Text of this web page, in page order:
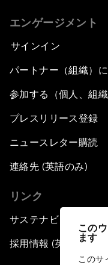
この
ます
このサ
エンゲージメント
サインイン
パートナー（組織）
参加する（個人、組織
プレスリリース登録
ニュースレター購読
連絡先 (英語のみ)
リンク
サステナビリティへの
採用情報 (英語のみ)